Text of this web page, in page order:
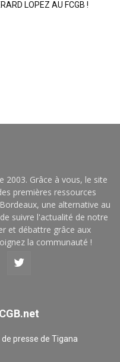
LOPEZ AU FCGB !
2003. Grâce à vous, le site
premières ressources
une alternative au
suivre l'actualité de notre
et débattre grâce aux
la communauté !
presse de Tigana